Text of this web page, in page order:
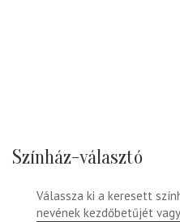
Színház-választó
Válassza ki a keresett
nevének kezdőbetűjét